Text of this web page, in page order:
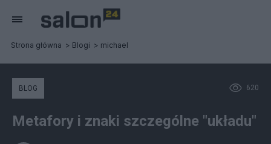
Strona główna Blogi michael
620
BLOG
Metafory i znaki szczególne "układu"